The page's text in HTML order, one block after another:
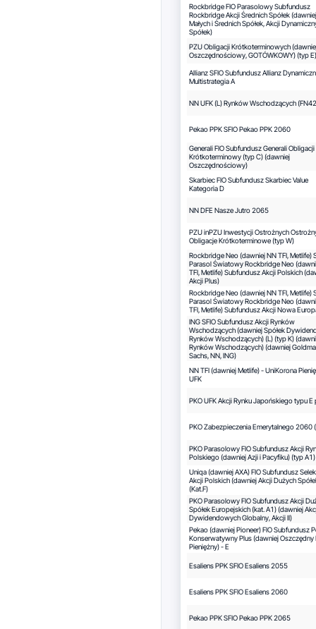
Rockbridge FIO Parasolowy Subfundusz
Rockbridge Akcji Średnich Spółek
Małych i Średnich Spółek, Akcji
Spółek)
PZU Obligacji Krótkoterminowych
Oszczędnościowy, GOTÓWKOWY) (typ E)
Allianz SFIO Subfundusz Allianz
Multistrategia A
NN UFK (L) Rynków Wschodzących
Pekao PPK SFIO Pekao PPK 2060
Generali FIO Subfundusz Generali Obligacji
Krótkoterminowy (typ C) (dawniej
Oszczędnościowy)
Skarbiec FIO Subfundusz Skarbiec Value
Kategoria D
NN DFE Nasze Jutro 2065
PZU inPZU Inwestycji Ostrożnych
Obligacje Krótkoterminowe (typ W)
Rockbridge Neo (dawniej NN TFI, Metlife)
Parasol Światowy Rockbridge Neo
TFI, Metlife) Subfundusz Akcji Polskich
Akcji Plus)
Rockbridge Neo (dawniej NN TFI, Metlife)
Parasol Światowy Rockbridge Neo
TFI, Metlife) Subfundusz Akcji Nowa
ING SFIO Subfundusz Akcji Rynków
Wschodzących (dawniej Spółek
Rynków Wschodzących) (L) (typ K)
Rynków Wschodzących) (dawniej
Sachs, NN, ING)
NN TFI (dawniej Metlife) - UniKorona
UFK
PKO UFK Akcji Rynku Japońskiego typu E
PKO Zabezpieczenia Emerytalnego 2060
PKO Parasolowy FIO Subfundusz Akcji
Polskiego (dawniej Azji i Pacyfiku) (typ A1)
Uniqa (dawniej AXA) FIO Subfundusz
Akcji Polskich (dawniej Akcji Dużych
(Kat.F)
PKO Parasolowy FIO Subfundusz Akcji
Spółek Europejskich (kat. A1) (dawniej
Dywidendowych Globalny, Akcji II)
Pekao (dawniej Pioneer) FIO Subfundusz
Konserwatywny Plus (dawniej Oszczędny
Pieniężny) - E
Esaliens PPK SFIO Esaliens 2055
Esaliens PPK SFIO Esaliens 2060
Pekao PPK SFIO Pekao PPK 2065